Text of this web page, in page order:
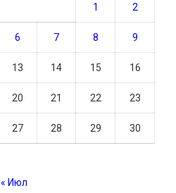
1 2
6 7 8 9
13 14 15 16
20 21 22 23
27 28 29 30
« Июл